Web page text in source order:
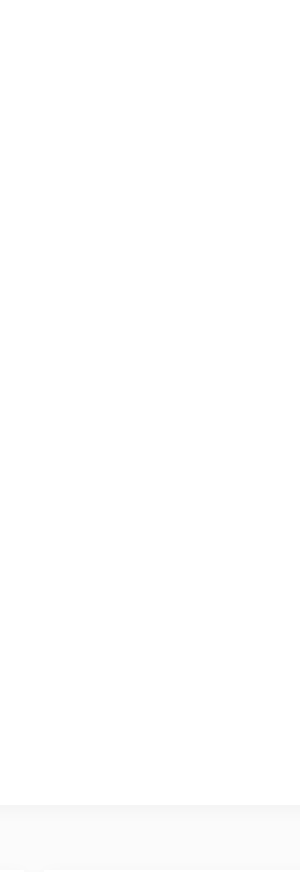
Сведения об установлении классов
Сведения об установлении классов